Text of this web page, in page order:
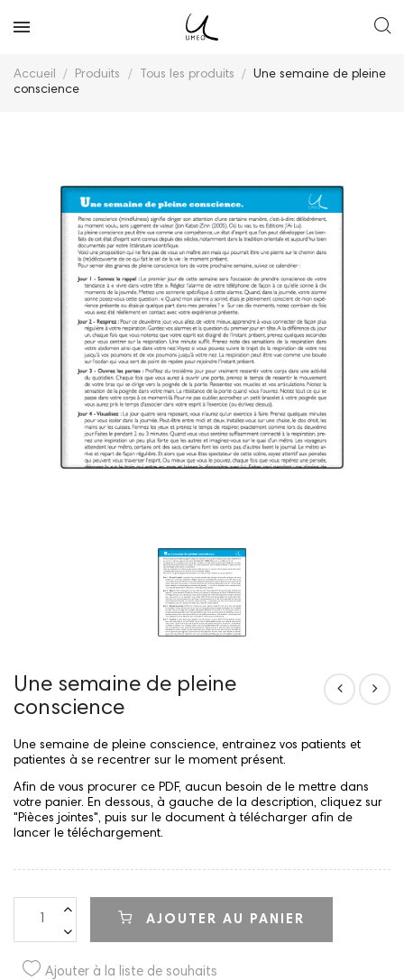
Accueil Produits Tous les produits
Une semaine de pleine
conscience
Une semaine de pleine
conscience
Une semaine de pleine conscience, entrainez vos patients et
patientes à se recentrer sur le moment présent.
Afin de vous procurer ce PDF, aucun besoin de le mettre dans
votre panier. En dessous, à gauche de la description, cliquez sur
"Pièces jointes", puis sur le document à télécharger afin de
lancer le téléchargement.
AJOUTER AU PANIER
Ajouter à la liste de souhaits